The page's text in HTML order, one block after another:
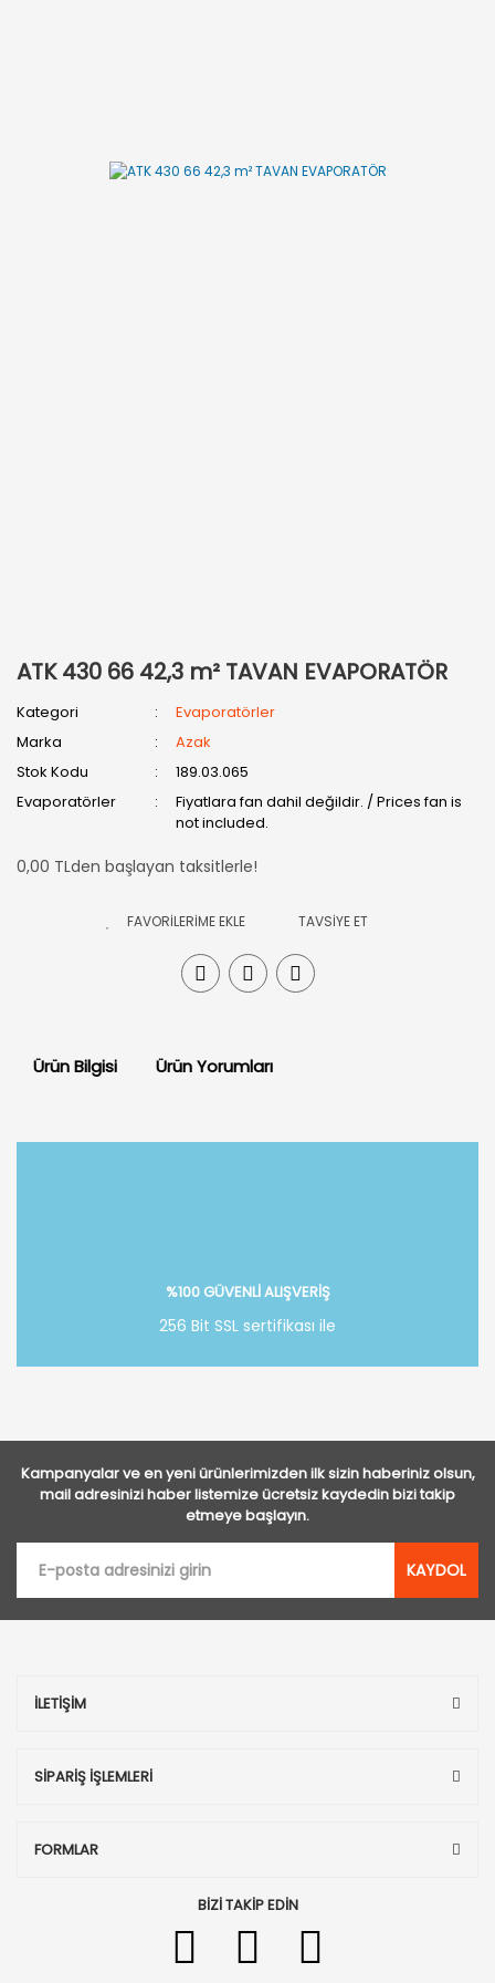
ATK 430 66 42,3 m² TAVAN EVAPORATÖR
Kategori
Evaporatörler
Marka
Azak
Stok Kodu
189.03.065
Evaporatörler
Fiyatlara fan dahil değildir. / Prices fan is
not included.
0,00 TLden başlayan taksitlerle!
TAVSİYE ET
Ürün Bilgisi Ürün Yorumları
%100 GÜVENLİ ALIŞVERİŞ
256 Bit SSL sertifikası ile
Kampanyalar ve en yeni ürünlerimizden ilk sizin haberiniz olsun,
mail adresinizi haber listemize ücretsiz kaydedin bizi takip
etmeye başlayın.
KAYDOL
İLETİŞİM
SİPARİŞ İŞLEMLERİ
FORMLAR
BİZİ TAKİP EDİN